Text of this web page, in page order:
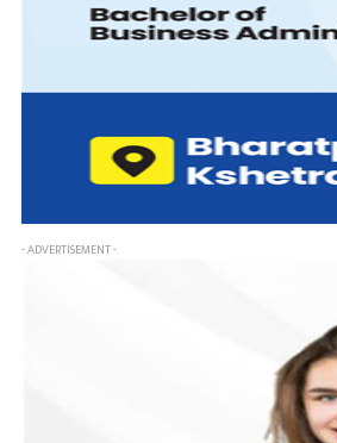
- ADVERTISEMENT -